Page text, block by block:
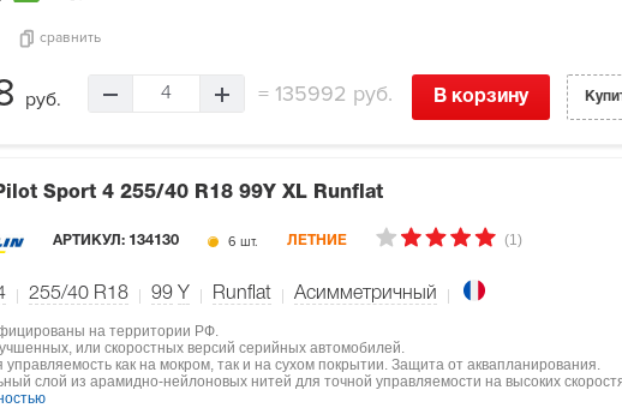
сравнить
руб. 4 =135992 руб. В корзину
Sport 4 255/40 R18 99Y XL Runflat
АРТИКУЛ: 134130 6 шт. ЛЕТНИЕ (1)
255/40 R18 99 Y Runflat Асимметричный
на территории РФ.
или скоростных версий серийных автомобилей.
как на мокром, так и на сухом покрытии. Защита от аквапланирования.
слой из арамидно-нейлоновых нитей для точной управляемости на высоких